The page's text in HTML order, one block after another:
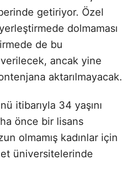
getiriyor. Özel
dolmaması
de bu
ancak yine
aktarılmayacak.
itibarıyla 34 yaşını
önce bir lisans
olmamış kadınlar için
üniversitelerinde